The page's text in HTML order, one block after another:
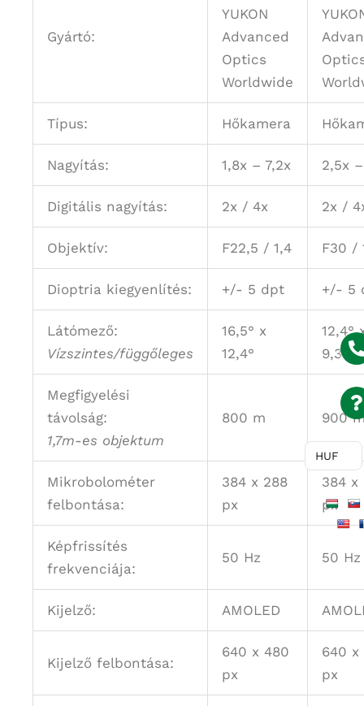
Gyártó:
YUKON
Advanced
Optics
Worldwide
Típus: Hőkamera
Nagyítás: 1,8x – 7,2x 2,5x
Digitális nagyítás: 2x / 4x 2x /
Objektív: F22,5 / 1,4 F30 /
Dioptria kiegyenlítés: +/- 5 dpt +/- 5
Látómező:
Vízszintes/függőleges
16,5° x
12,4°
12,4°
9,3°
Megfigyelési
távolság:
1,7m-es objektum
800 m 900
Mikrobolométer
felbontása:
384 x 288
px
384 x
px
Képfrissítés
frekvenciája:
50 Hz 50 Hz
Kijelző: AMOLED
Kijelző felbontása:
640 x 480
px
640 x
px
HUF